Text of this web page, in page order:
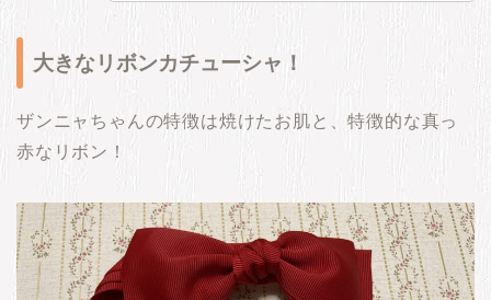
大きなリボンカチューシャ！
ザンニャちゃんの特徴は焼けたお肌と、特徴的な真っ
赤なリボン！
新着情報
商品ページ